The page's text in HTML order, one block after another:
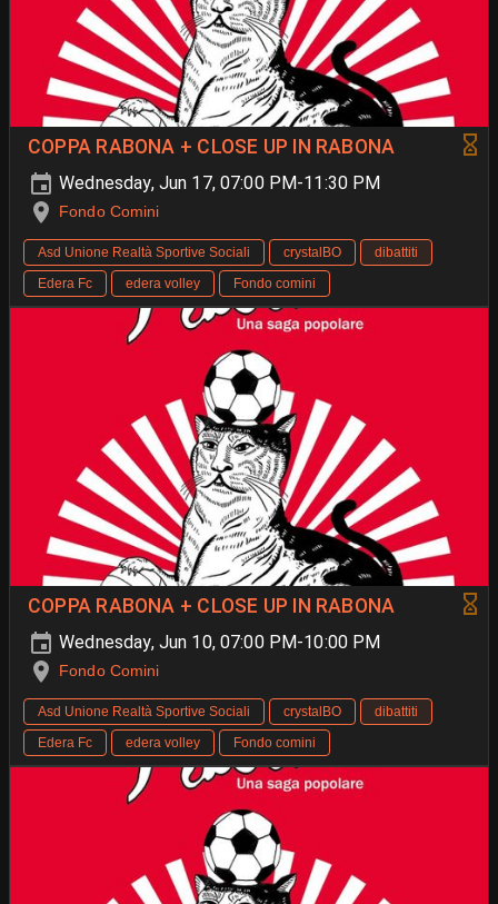
COPPA RABONA + CLOSE UP IN RABONA
Wednesday, Jun 17, 07:00 PM-11:30 PM
Fondo Comini
Asd Unione Realtà Sportive Sociali crystalBO
dibattiti
Edera Fc
edera volley Fondo comini
COPPA RABONA + CLOSE UP IN RABONA
Wednesday, Jun 10, 07:00 PM-10:00 PM
Fondo Comini
Asd Unione Realtà Sportive Sociali crystalBO
dibattiti
Edera Fc
edera volley Fondo comini